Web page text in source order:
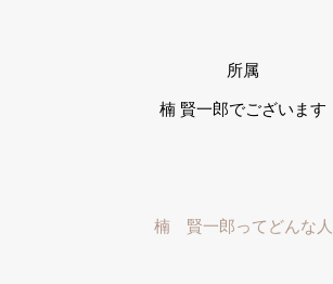
所属
楠 賢一郎でございます
楠 賢一郎ってどんな人